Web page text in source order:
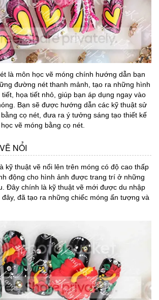
là môn học vẽ móng chính hướng dẫn bạn
đường nét thanh mảnh, tạo ra những hình
họa tiết nhỏ, giúp bạn áp dụng ngay vào
Bạn sẽ được hướng dẫn các kỹ thuật sử
cọ nét, đưa ra ý tưởng sáng tạo thiết kế
vẽ móng bằng cọ nét.
NỔI
kỹ thuật vẽ nổi lên trên móng có độ cao thấp
động cho hình ảnh được trang trí ở những
Đây chính là kỹ thuật vẽ mới được du nhập
đã tạo ra những chiếc móng ấn tượng và